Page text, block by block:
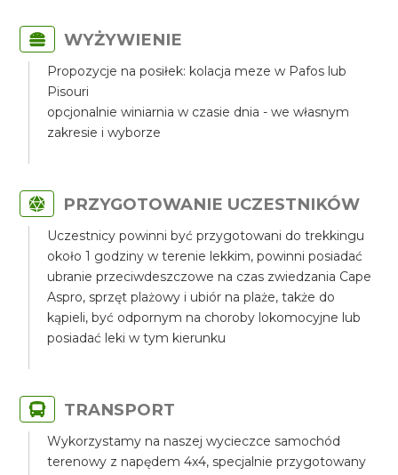
WYŻYWIENIE
Propozycje na posiłek: kolacja meze w Pafos lub
Pisouri
opcjonalnie winiarnia w czasie dnia - we własnym
zakresie i wyborze
PRZYGOTOWANIE UCZESTNIKÓW
Uczestnicy powinni być przygotowani do trekkingu
około 1 godziny w terenie lekkim, powinni posiadać
ubranie przeciwdeszczowe na czas zwiedzania Cape
Aspro, sprzęt plażowy i ubiór na plaże, także do
kąpieli, być odpornym na choroby lokomocyjne lub
posiadać leki w tym kierunku
TRANSPORT
Wykorzystamy na naszej wycieczce samochód
terenowy z napędem 4x4, specjalnie przygotowany